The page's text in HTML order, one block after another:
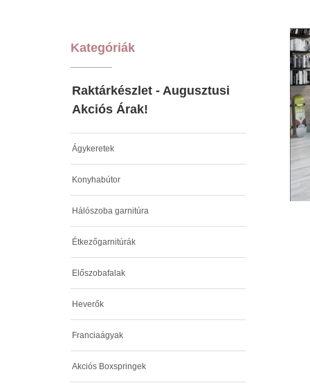
Kategóriák
Raktárkészlet - Augusztusi
Akciós Árak!
Ágykeretek
Konyhabútor
Hálószoba garnitúra
Étkezőgarnitúrák
Előszobafalak
Heverők
Franciaágyak
Akciós Boxspringek